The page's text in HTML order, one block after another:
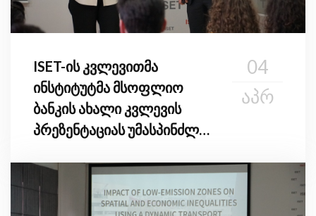
ISET-ის კვლევითმა
ინსტიტუტმა მსოფლიო
ბანკის ახალი კვლევის
პრეზენტაციას უმასპინძლა
დაბინძურების
განაწილებით შედეგებზე
04
ᲐᲞᲠ